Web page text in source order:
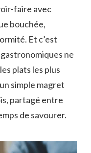
faire avec
bouchée,
Et c’est
ne
plats les plus
simple magret
partagé entre
de savourer.